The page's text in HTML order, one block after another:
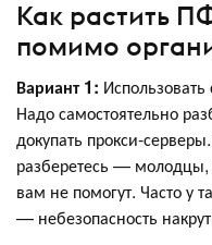
Как растить
помимо
Вариант 1:
Надо самостоятельно
докупать прокси-
разберетесь — молодцы,
вам не помогут. Часто у
— небезопасность